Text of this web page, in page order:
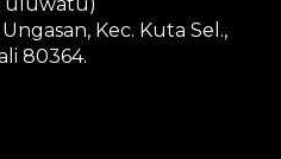
Kec. Kuta Sel.,
80364.